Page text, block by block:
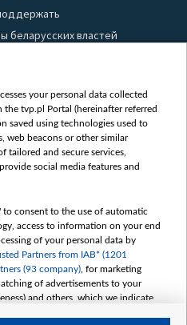
беларусских властей
материалов
news
Life
English
PL
Now
Shorts
History
Music
your personal data collected
tvp.pl Portal (hereinafter referred
saved using technologies used to
web beacons or other similar
tailored and secure services,
social media features and
to consent to the use of automatic
access to information on your end
of your personal data by
Partners from IAB* (1201
(93 company) , for marketing
of advertisements to your
and others, which we indicate